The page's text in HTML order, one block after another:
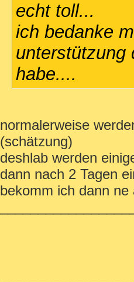
echt toll...
ich bedanke
unterstützung
habe....
normalerweise
(schätzung)
deshlab werden
dann nach 2 Tagen
bekomm ich dann ne